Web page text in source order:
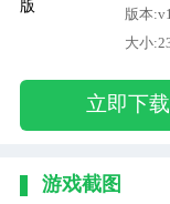
版本
大小
立即下载
游戏截图